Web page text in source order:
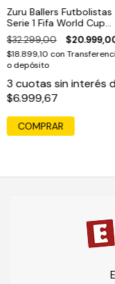
Zuru Ballers Futbolistas
Serie 1 Fifa World Cup
2026
$32.299,00
$18.899,10 con
o depósito
3 cuotas sin interés
$6.999,67